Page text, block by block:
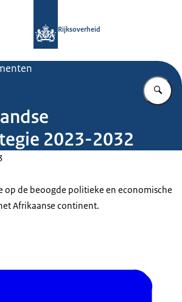
Rijksoverheid
2023-2032
op de beoogde politieke en economische
Afrikaanse continent.